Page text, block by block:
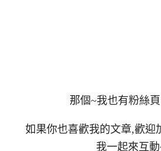
那個~我也有粉絲
如果你也喜歡我的文章,歡迎
我一起來互